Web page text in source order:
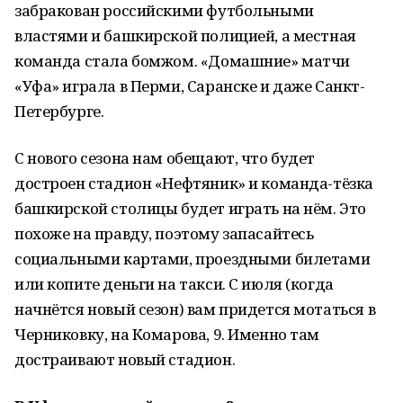
забракован российскими футбольными
властями и башкирской полицией, а местная
команда стала бомжом. «Домашние» матчи
«Уфа» играла в Перми, Саранске и даже Санкт-
Петербурге.
С нового сезона нам обещают, что будет
достроен стадион «Нефтяник» и команда-тёзка
башкирской столицы будет играть на нём. Это
похоже на правду, поэтому запасайтесь
социальными картами, проездными билетами
или копите деньги на такси. С июля (когда
начнётся новый сезон) вам придется мотаться в
Черниковку, на Комарова, 9. Именно там
достраивают новый стадион.